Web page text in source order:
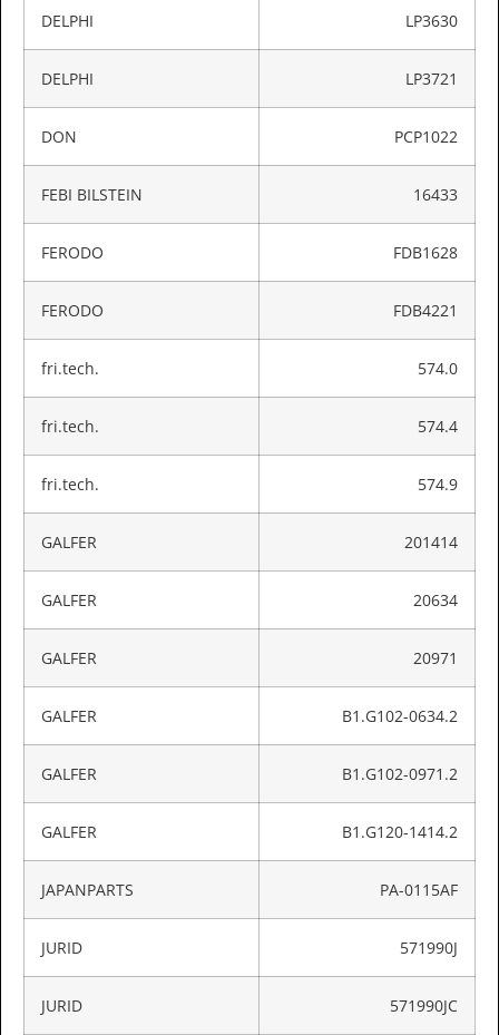
DELPHI LP3630
DELPHI LP3721
DON PCP1022
FEBI BILSTEIN 16433
FERODO FDB1628
FERODO FDB4221
fri.tech. 574.0
fri.tech. 574.4
fri.tech. 574.9
GALFER 201414
GALFER 20634
GALFER 20971
GALFER B1.G102-0634.2
GALFER B1.G102-0971.2
GALFER B1.G120-1414.2
JAPANPARTS PA-0115AF
JURID 571990J
JURID 571990JC